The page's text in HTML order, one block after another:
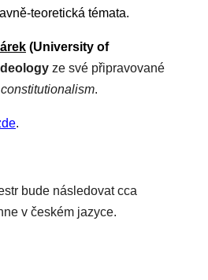
teoretická témata.
(University of
ze své připravované
.
.
bude následovat cca
v českém jazyce.